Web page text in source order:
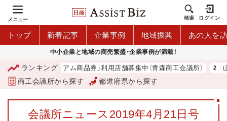
メニュー 検索 ログイン
トップ 新着記事 企業事例 地域振興 あの人を
中小企業と地域の商売繁盛・企業事例が満載！
ランキング
「青森市プレミアム商品券」利用店舗募集中（青森商工会議所） 山
商工会議所から探す 都道府県から探す
会議所ニュース2019年4月21日号